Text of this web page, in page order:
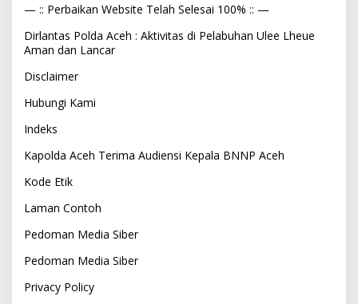
— :: Perbaikan Website Telah Selesai 100% :: —
Dirlantas Polda Aceh : Aktivitas di Pelabuhan Ulee Lheue
Aman dan Lancar
Disclaimer
Hubungi Kami
Indeks
Kapolda Aceh Terima Audiensi Kepala BNNP Aceh
Kode Etik
Laman Contoh
Pedoman Media Siber
Pedoman Media Siber
Privacy Policy